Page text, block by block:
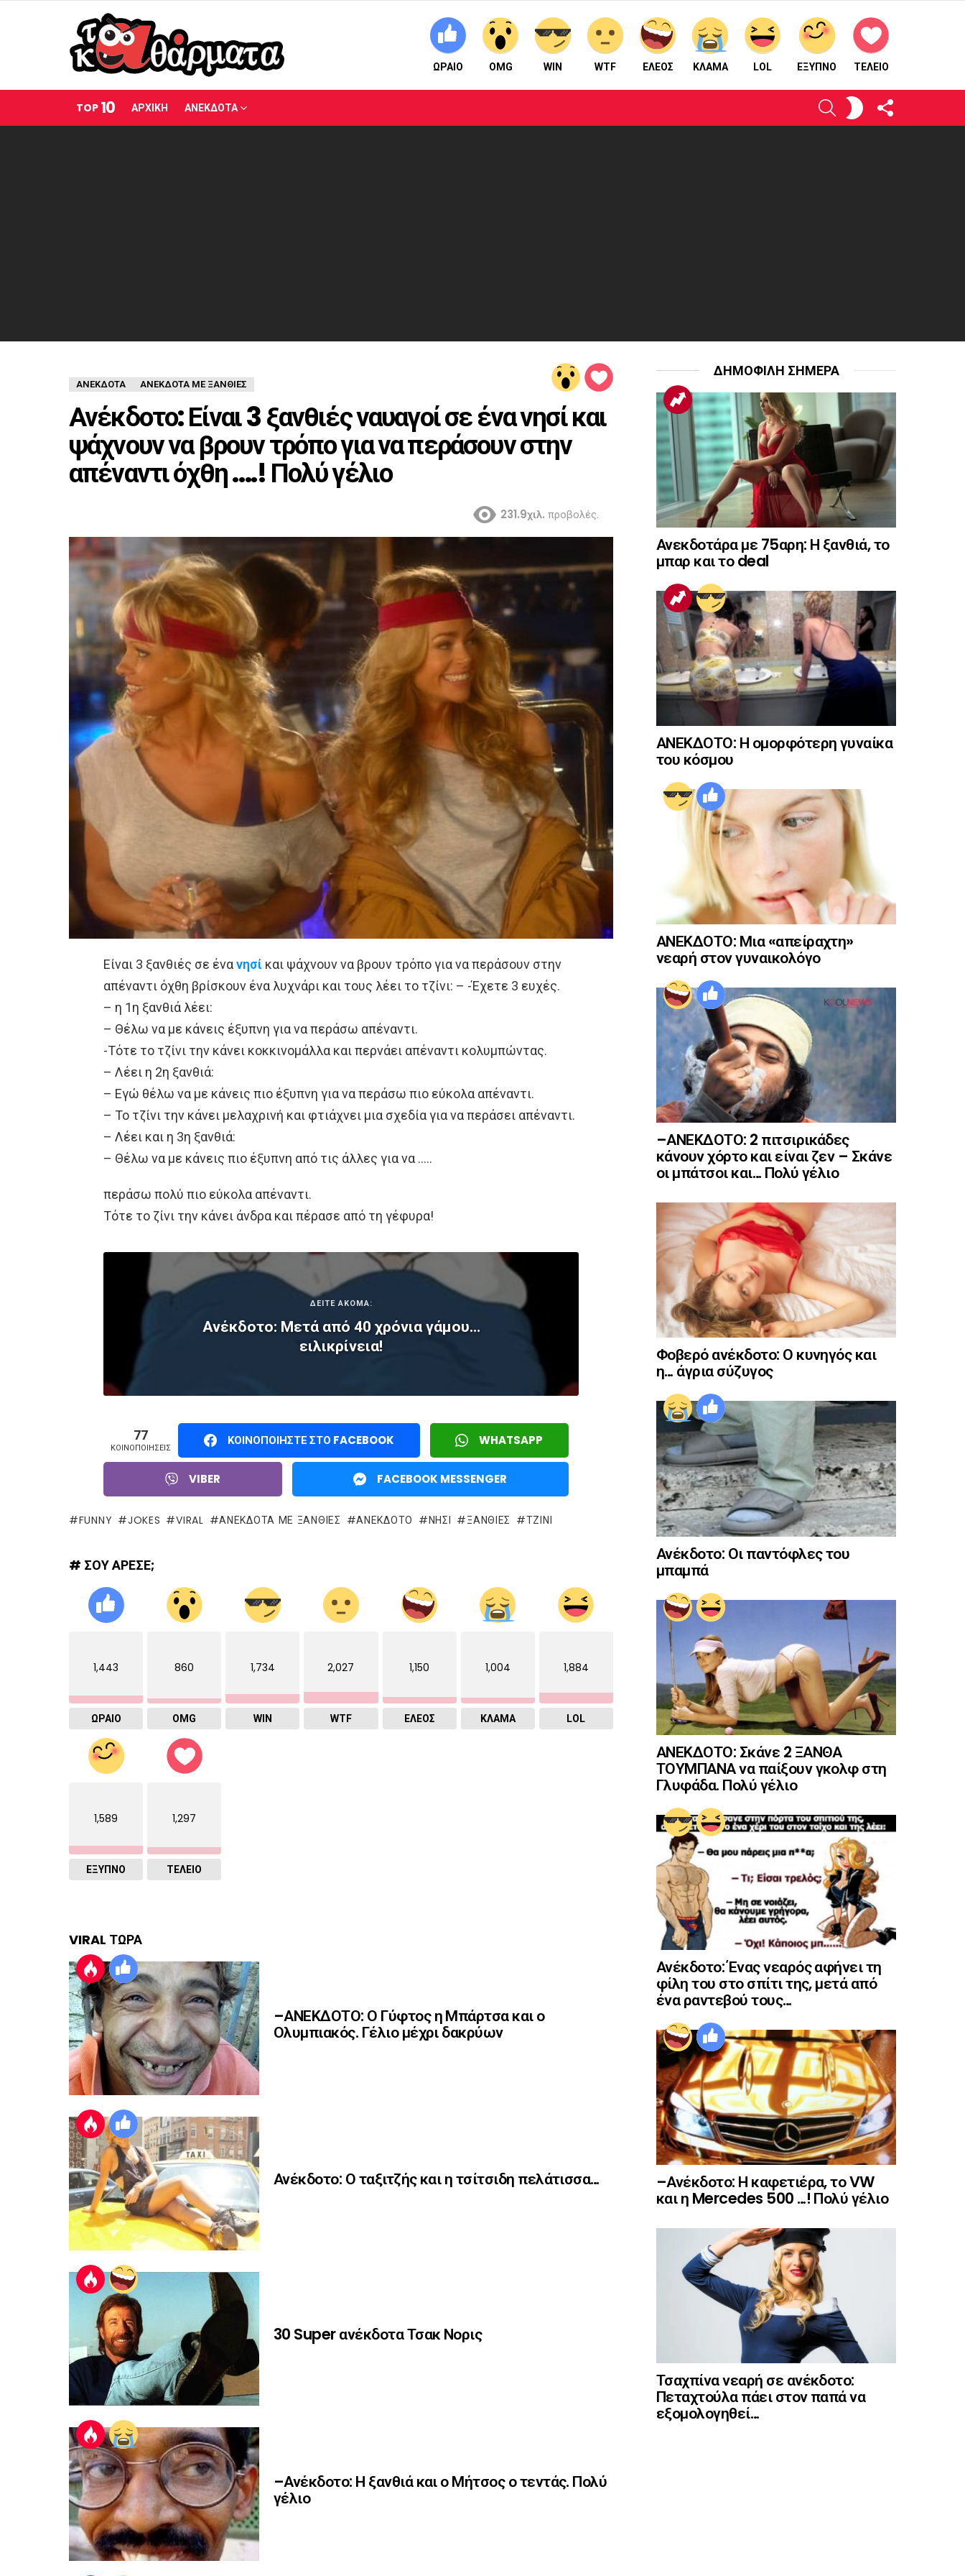
ΩΡΑΙΟ OMG WIN WTF ΕΛΕΟΣ ΚΛΑΜΑ LOL ΈΞΥΠΝΟ ΤΕΛΕΙΟ
TOP 10 ΑΡΧΙΚΗ ΑΝΕΚΔΟΤΑ
ΑΝΑΖΉΤΗΣΗΕΝΕΡΓΟΠΟΙΉΣΤΕ
ΤΟ
ΔΈΡΜΑ
ΑΝΈΚΔΟΤΑ ΑΝΕΚΔΟΤΑ ΜΕ ΞΑΝΘΙΕΣ
Ανέκδοτο: Είναι 3 ξανθιές ναυαγοί σε ένα νησί και
ψάχνουν να βρουν τρόπο για να περάσουν στην
απέναντι όχθη ….! Πολύ γέλιο
231.9χιλ. προβολές.
Είναι 3 ξανθιές σε ένανησί και ψάχνουν να βρουν τρόπο για να περάσουν στην
απέναντι όχθη βρίσκουν ένα λυχνάρι και τους λέει το τζίνι: – -Έχετε 3 ευχές.
– η 1η ξανθιά λέει:
– Θέλω να με κάνεις έξυπνη για να περάσω απέναντι.
-Τότε το τζίνι την κάνει κοκκινομάλλα και περνάει απέναντι κολυμπώντας.
– Λέει η 2η ξανθιά:
– Εγώ θέλω να με κάνεις πιο έξυπνη για να περάσω πιο εύκολα απέναντι.
– Το τζίνι την κάνει μελαχρινή και φτιάχνει μια σχεδία για να περάσει απέναντι.
– Λέει και η 3η ξανθιά:
– Θέλω να με κάνεις πιο έξυπνη από τις άλλες για να …..
περάσω πολύ πιο εύκολα απέναντι.
Τότε το ζίνι την κάνει άνδρα και πέρασε από τη γέφυρα!
ΔΕΙΤΕ ΑΚΟΜΑ:
Ανέκδοτο: Μετά από 40 χρόνια γάμου…
ειλικρίνεια!
77
ΚΟΙΝΟΠΟΙΉΣΕΙΣ ΚΟΙΝΟΠΟΙΉΣΤΕ ΣΤΟ FACEBOOK WHATSAPP
VIBER FACEBOOK MESSENGER
FUNNY JOKES VIRAL ΑΝΕΚΔΟΤΑ ΜΕ ΞΑΝΘΙΕΣ ΑΝΕΚΔΟΤΟ ΝΗΣΊ ΞΑΝΘΙΈΣ ΤΖΙΝΙ
# ΣΟΥ ΑΡΕΣΕ;
1,443
ΩΡΑΙΟ
860
OMG
1,734
WIN
2,027
WTF
1,150
ΕΛΕΟΣ
1,004
ΚΛΑΜΑ
1,884
LOL
1,589
ΈΞΥΠΝΟ
1,297
ΤΕΛΕΙΟ
VIRAL ΤΩΡΑ
–ΑΝΕΚΔΟΤΟ: Ο Γύφτος η Μπάρτσα και ο
Ολυμπιακός. Γέλιο μέχρι δακρύων
Ανέκδοτο: Ο ταξιτζής και η τσίτσιδη πελάτισσα…
30 Super ανέκδοτα Τσακ Νορις
–Ανέκδοτο: Η ξανθιά και ο Μήτσος ο τεντάς. Πολύ
γέλιο
ΔΗΜΟΦΙΛΗ ΣΗΜΕΡΑ
Ανεκδοτάρα με 75αρη: Η ξανθιά, το
μπαρ και το deal
ΑΝΕΚΔΟΤΟ: Η ομορφότερη γυναίκα
του κόσμου
ΑΝΕΚΔΟΤΟ: Μια «απείραχτη»
νεαρή στον γυναικολόγο
–ΑΝΕΚΔΟΤΟ: 2 πιτσιρικάδες
κάνουν χόρτο και είναι ζεν – Σκάνε
οι μπάτσοι και… Πολύ γέλιο
Φοβερό ανέκδοτο: Ο κυνηγός και
η… άγρια σύζυγος
Ανέκδοτο: Οι παντόφλες του
μπαμπά
ΑΝΕΚΔΟΤΟ: Σκάνε 2 ΞΑΝΘΑ
ΤΟΥΜΠΑΝΑ να παίξουν γκολφ στη
Γλυφάδα. Πολύ γέλιο
Ανέκδοτο: Ένας νεαρός αφήνει τη
φίλη του στο σπίτι της, μετά από
ένα ραντεβού τους…
–Ανέκδοτο: Η καφετιέρα, το VW
και η Mercedes 500 …! Πολύ γέλιο
Τσαχπίνα νεαρή σε ανέκδοτο:
Πεταχτούλα πάει στον παπά να
εξομολογηθεί…